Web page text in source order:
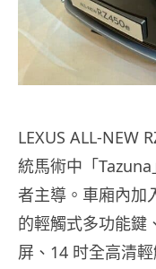
LEXUS ALL-NEW
統馬術中「
者主導。車廂內加
的輕觸式多功能鍵
屏、14 时全高清